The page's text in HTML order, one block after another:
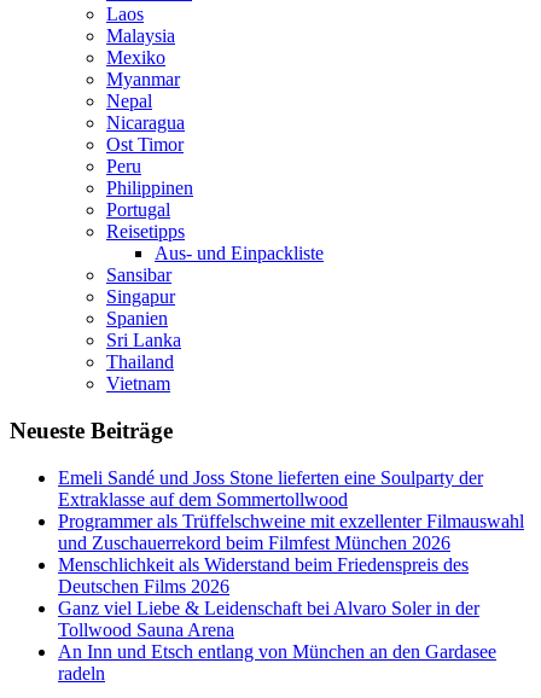
Laos
Malaysia
Mexiko
Myanmar
Nepal
Nicaragua
Ost Timor
Peru
Philippinen
Portugal
Reisetipps
Aus- und Einpackliste
Sansibar
Singapur
Spanien
Sri Lanka
Thailand
Vietnam
Neueste Beiträge
Emeli Sandé und Joss Stone lieferten eine Soulparty der
Extraklasse auf dem Sommertollwood
Programmer als Trüffelschweine mit exzellenter Filmauswahl
und Zuschauerrekord beim Filmfest München 2026
Menschlichkeit als Widerstand beim Friedenspreis des
Deutschen Films 2026
Ganz viel Liebe & Leidenschaft bei Alvaro Soler in der
Tollwood Sauna Arena
An Inn und Etsch entlang von München an den Gardasee
radeln